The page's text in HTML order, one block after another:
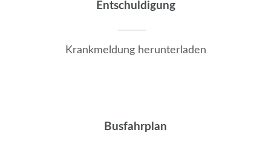
Entschuldigung
Krankmeldung herunterladen
Busfahrplan